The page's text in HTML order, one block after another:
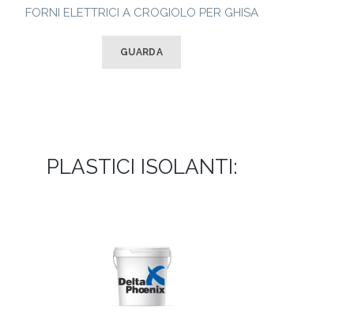
FORNI ELETTRICI A CROGIOLO PER GHISA
GUARDA
PLASTICI ISOLANTI: